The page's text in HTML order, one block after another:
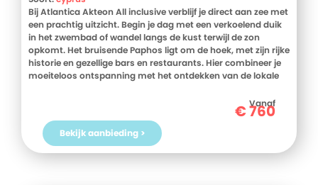
Bij Atlantica Akteon All inclusive verblijf je direct aan zee met
een prachtig uitzicht. Begin je dag met een verkoelend duik
in het zwembad of wandel langs de kust terwijl de zon
opkomt. Het bruisende Paphos ligt om de hoek, met zijn rijke
historie en gezellige bars en restaurants. Hier combineer je
moeiteloos ontspanning met het ontdekken van de lokale
De ruime appartementen zijn van alle gemakken voorzien,
inclusief fijne faciliteiten. Het restaurant serveert een mix
van lokale en internationale gerechten en ook drankjes zijn
inclusief. Voor kinderen is er een kinderzwembad en
Vanaf
€760
Bekijk aanbieding >